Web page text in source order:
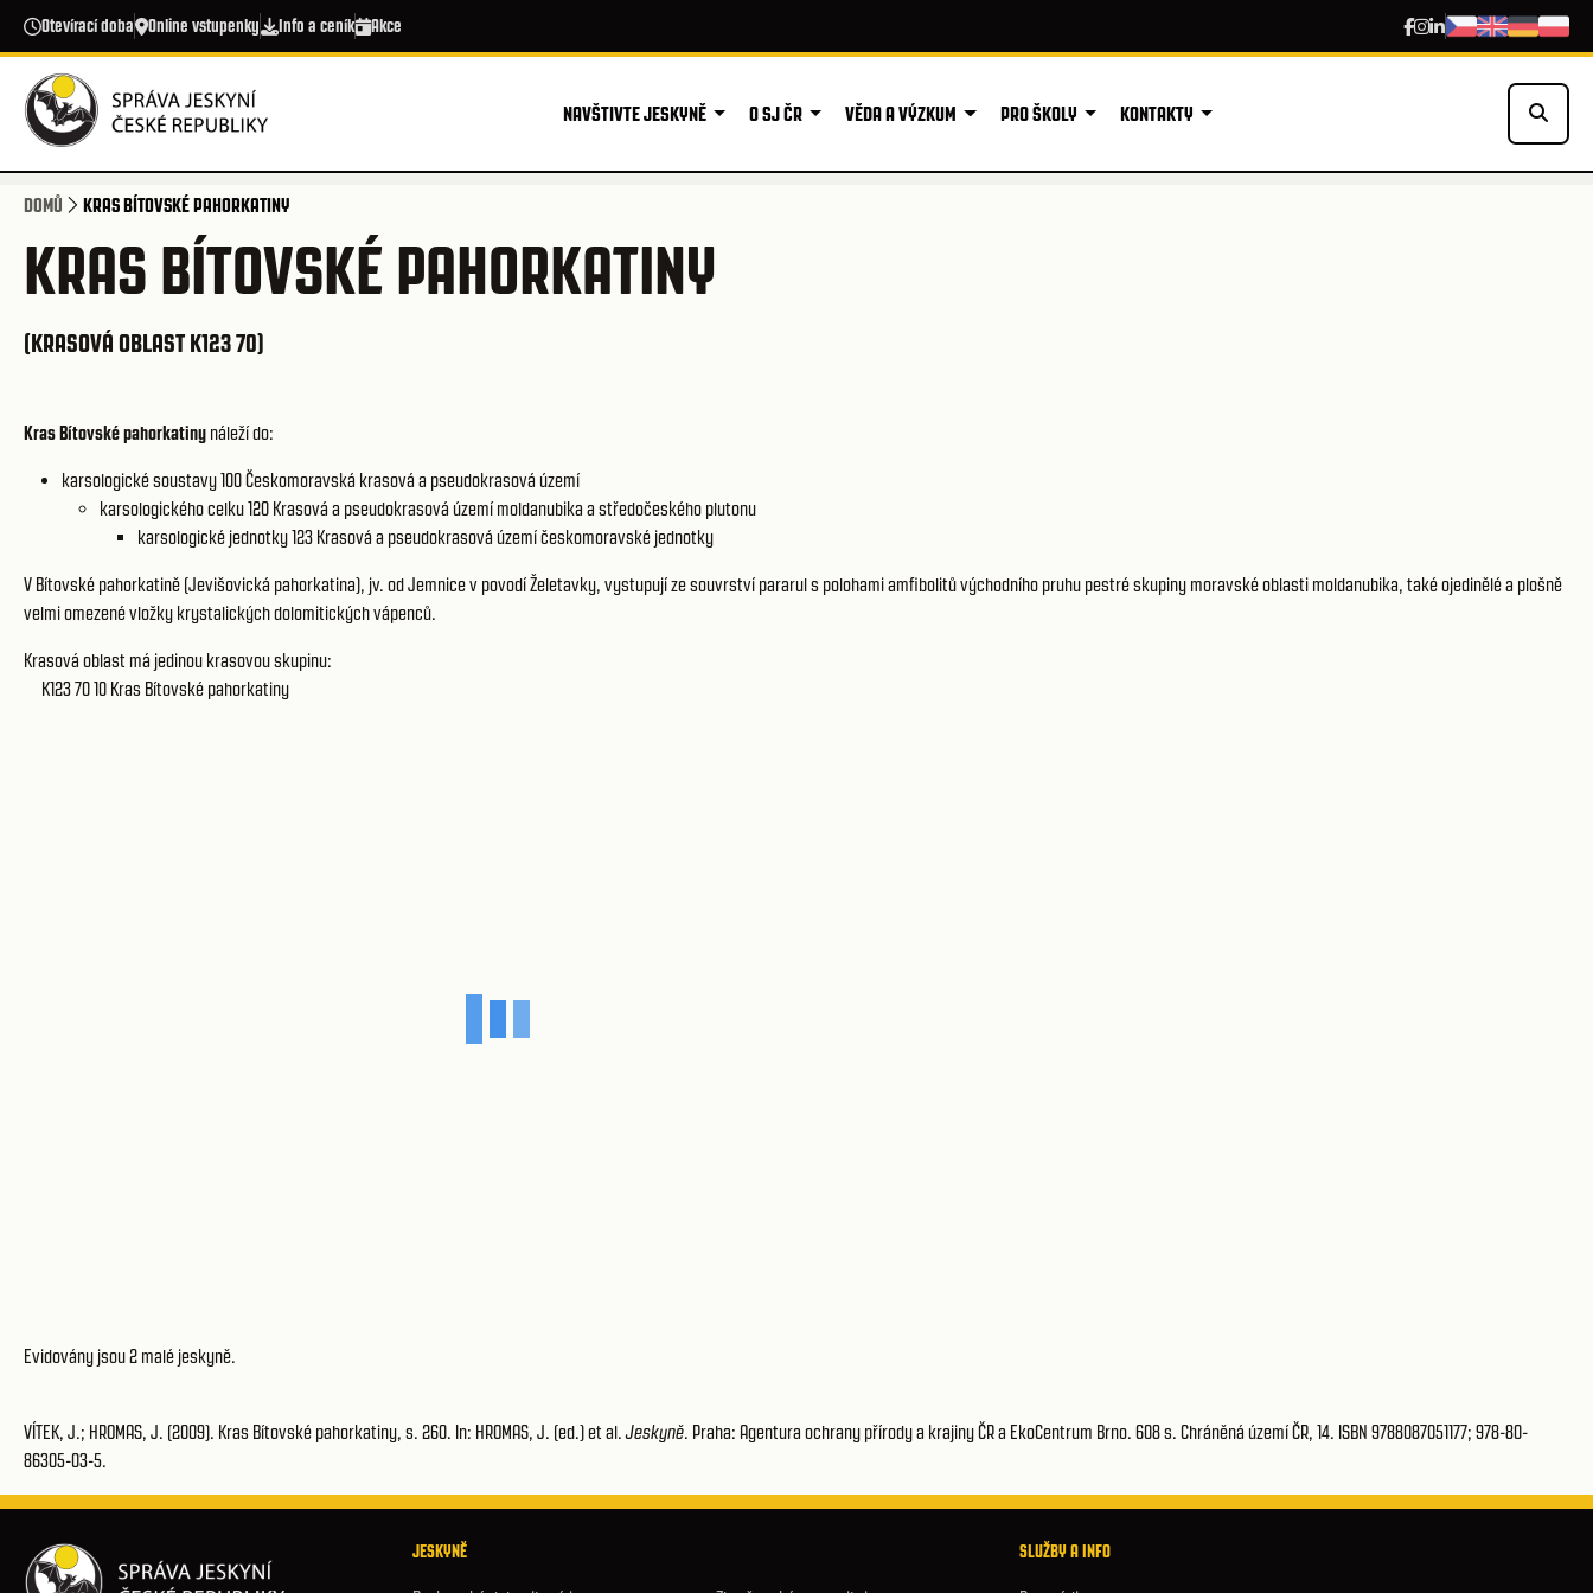
Přejít k hlavnímu obsahu
Otevírací doba Online vstupenky Info a ceník Akce
NAVŠTIVTE JESKYNĚ O SJ ČR VĚDA A VÝZKUM PRO ŠKOLY KONTAKTY
DOMŮ KRAS BÍTOVSKÉ PAHORKATINY
KRAS BÍTOVSKÉ PAHORKATINY
(KRASOVÁ OBLAST K123 70)
Kras Bítovské pahorkatiny náleží do:
karsologické soustavy 100Českomoravská krasová a pseudokrasová území
karsologického celku 120 Krasová a pseudokrasová území moldanubika a středočeského plutonu
karsologické jednotky 123 Krasová a pseudokrasová území českomoravské jednotky
V Bítovské pahorkatině (Jevišovická pahorkatina), jv. od Jemnice v povodí Želetavky, vystupují ze souvrství pararul s polohami amfibolitů východního pruhu pestré skupiny moravské oblasti moldanubika, také ojedinělé a plošně
velmi omezené vložky krystalických dolomitických vápenců.
Krasová oblast má jedinou krasovou skupinu:
K123 70 10 Kras Bítovské pahorkatiny
Evidovány jsou 2 malé jeskyně.
VÍTEK, J.; HROMAS, J. (2009). Kras Bítovské pahorkatiny, s. 260. In: HROMAS, J. (ed.) et al.Jeskyně. Praha: Agentura ochrany přírody a krajiny ČR a EkoCentrum Brno. 608 s. Chráněná území ČR, 14. ISBN 9788087051177; 978-80-
86305-03-5.
JESKYNĚ SLUŽBY A INFO